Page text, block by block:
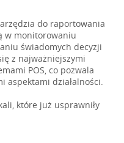
do raportowania
w monitorowaniu
świadomych decyzji
z najważniejszymi
POS, co pozwala
aspektami działalności.
które już usprawniły